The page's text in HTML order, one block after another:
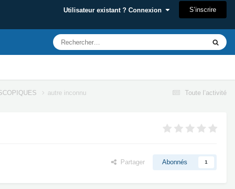
Utilisateur existant ? Connexion S’inscrire
Toute l’activité
autre inconnu
Partager Abonnés 1